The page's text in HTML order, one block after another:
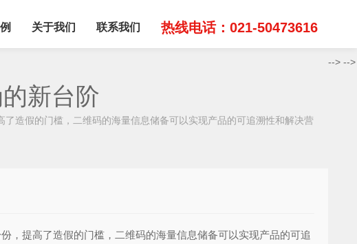
关于我们 联系我们 热线电话：021-50473616
新台阶
造假的门槛，二维码的海量信息储备可以实现产品的可追溯性和解决营
，提高了造假的门槛，二维码的海量信息储备可以实现产品的可追
--> -->